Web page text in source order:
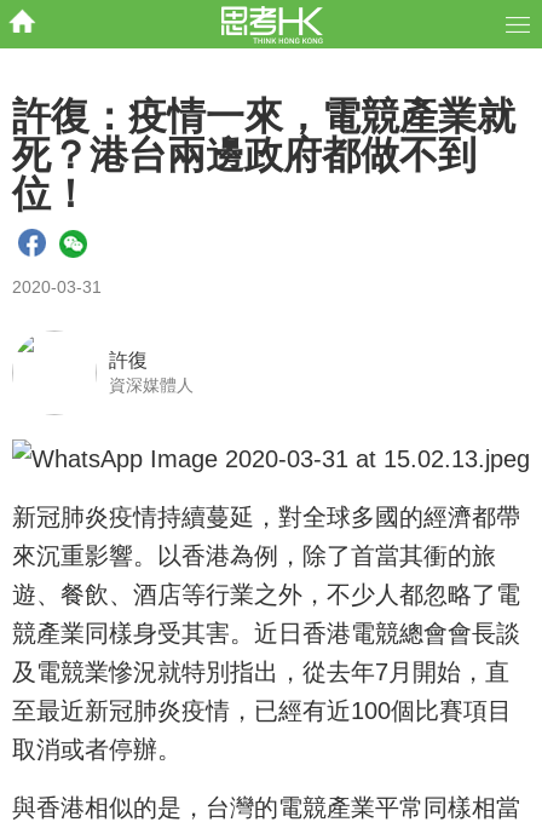
許復：疫情一來，電競產業就
死？港台兩邊政府都做不到
位！
2020-03-31
許復
資深媒體人
新冠肺炎疫情持續蔓延，對全球多國的經濟都帶
來沉重影響。以香港為例，除了首當其衝的旅
遊、餐飲、酒店等行業之外，不少人都忽略了電
競產業同樣身受其害。近日香港電競總會會長談
及電競業慘況就特別指出，從去年7月開始，直
至最近新冠肺炎疫情，已經有近100個比賽項目
取消或者停辦。
與香港相似的是，台灣的電競產業平常同樣相當